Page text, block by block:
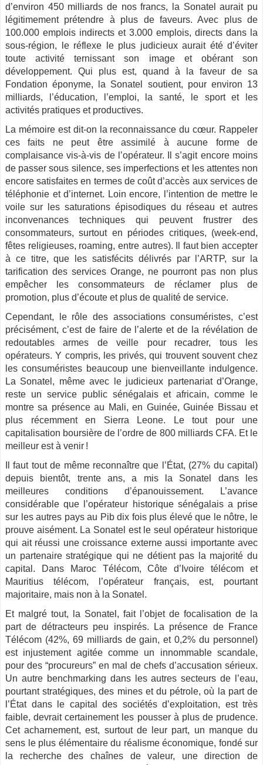
d’environ 450 milliards de nos francs, la Sonatel aurait pu
légitimement prétendre à plus de faveurs. Avec plus de
100.000 emplois indirects et 3.000 emplois, directs dans la
sous-région, le réflexe le plus judicieux aurait été d’éviter
toute activité ternissant son image et obérant son
développement. Qui plus est, quand à la faveur de sa
Fondation éponyme, la Sonatel soutient, pour environ 13
milliards, l’éducation, l’emploi, la santé, le sport et les
activités pratiques et productives.
La mémoire est dit-on la reconnaissance du cœur. Rappeler
ces faits ne peut être assimilé à aucune forme de
complaisance vis-à-vis de l’opérateur. Il s’agit encore moins
de passer sous silence, ses imperfections et les attentes non
encore satisfaites en termes de coût d’accès aux services de
téléphonie et d’internet. Loin encore, l’intention de mettre le
voile sur les saturations épisodiques du réseau et autres
inconvenances techniques qui peuvent frustrer des
consommateurs, surtout en périodes critiques, (week-end,
fêtes religieuses, roaming, entre autres). Il faut bien accepter
à ce titre, que les satisfécits délivrés par l’ARTP, sur la
tarification des services Orange, ne pourront pas non plus
empêcher les consommateurs de réclamer plus de
promotion, plus d’écoute et plus de qualité de service.
Cependant, le rôle des associations consuméristes, c’est
précisément, c’est de faire de l’alerte et de la révélation de
redoutables armes de veille pour recadrer, tous les
opérateurs. Y compris, les privés, qui trouvent souvent chez
les consuméristes beaucoup une bienveillante indulgence.
La Sonatel, même avec le judicieux partenariat d’Orange,
reste un service public sénégalais et africain, comme le
montre sa présence au Mali, en Guinée, Guinée Bissau et
plus récemment en Sierra Leone. Le tout pour une
capitalisation boursière de l’ordre de 800 milliards CFA. Et le
meilleur est à venir !
Il faut tout de même reconnaître que l’État, (27% du capital)
depuis bientôt, trente ans, a mis la Sonatel dans les
meilleures conditions d’épanouissement. L’avance
considérable que l’opérateur historique sénégalais a prise
sur les autres pays au Pib dix fois plus élevé que le nôtre, le
prouve aisément. La Sonatel est le seul opérateur historique
qui ait réussi une croissance externe aussi importante avec
un partenaire stratégique qui ne détient pas la majorité du
capital. Dans Maroc Télécom, Côte d’Ivoire télécom et
Mauritius télécom, l’opérateur français, est, pourtant
majoritaire, mais non à la Sonatel.
Et malgré tout, la Sonatel, fait l’objet de focalisation de la
part de détracteurs peu inspirés. La présence de France
Télécom (42%, 69 milliards de gain, et 0,2% du personnel)
est injustement agitée comme un innommable scandale,
pour des “procureurs” en mal de chefs d’accusation sérieux.
Un autre benchmarking dans les autres secteurs de l’eau,
pourtant stratégiques, des mines et du pétrole, où la part de
l’État dans le capital des sociétés d’exploitation, est très
faible, devrait certainement les pousser à plus de prudence.
Cet acharnement, est, surtout de leur part, un manque du
sens le plus élémentaire du réalisme économique, fondé sur
la recherche des chaînes de valeur, une direction de